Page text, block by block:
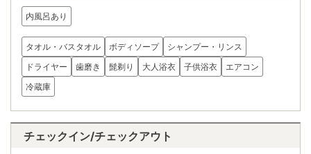
内風呂あり
タオル・バスタオル ボディソープ
シャンプー・リンス
ドライヤー
歯磨き 髭剃り 大人浴衣 子供浴衣
エアコン
冷蔵庫
チェックイン/チェックアウト